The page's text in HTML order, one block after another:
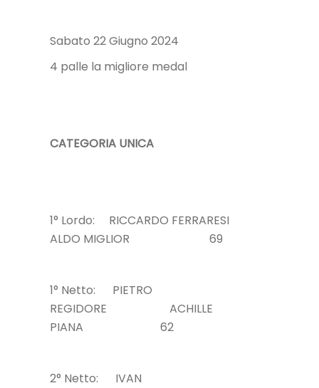
Sabato 22 Giugno 2024
4 palle la migliore medal
CATEGORIA UNICA
1° Lordo: RICCARDO FERRARESI
ALDO MIGLIOR 69
1° Netto: PIETRO
REGIDORE ACHILLE
PIANA 62
2° Netto: IVAN